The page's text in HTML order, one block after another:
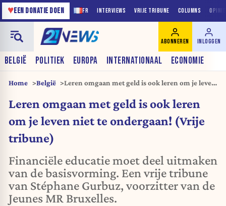
FR INTERVIEWS VRIJE TRIBUNE COLUMNS
♥EEN DONATIE DOEN
BELGIË POLITIEK EUROPA INTERNATIONAAL ECONOMIE
ABONNEREN INLOGGEN
Home België
Leren omgaan met geld is ook leren om je leven
Leren omgaan met geld is ook leren
om je leven niet te ondergaan! (Vrije
tribune)
Financiële educatie moet deel uitmaken
van de basisvorming. Een vrije tribune
van Stéphane Gurbuz, voorzitter van de
Jeunes MR Bruxelles.